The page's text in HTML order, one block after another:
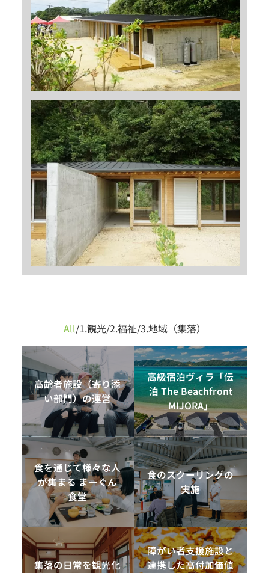
All/1.観光/2.福祉/3.地域（集落）
高齢者施設（寄り添
い部門）の運営
高級宿泊ヴィラ「伝
泊 The Beachfront
MIJORA」
食を通じて様々な人
が集まる まーぐん
食堂
食のスクーリングの
実施
集落の日常を観光化
障がい者支援施設と
連携した高付加価値